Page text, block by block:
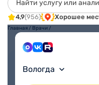
4,9(956) Хорошее
Вологда
Главная / Врачи /
Взрослым